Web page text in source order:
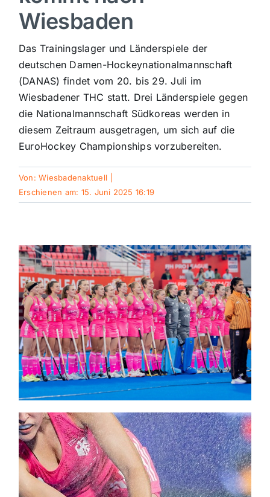
Sport
Kultur
Panorama
Mein Stadtteil
Galerie
Polizeimeldungen
Themen und Termine
Gewinnspiele
Wiesbaden
Das Trainingslager und Länderspiele der
deutschen Damen-Hockeynationalmannschaft
(DANAS) findet vom 20. bis 29. Juli im
Wiesbadener THC statt. Drei Länderspiele gegen
die Nationalmannschaft Südkoreas werden in
diesem Zeitraum ausgetragen, um sich auf die
EuroHockey Championships vorzubereiten.
Von:Wiesbadenaktuell
Erschienen am: 15. Juni 2025 16:19